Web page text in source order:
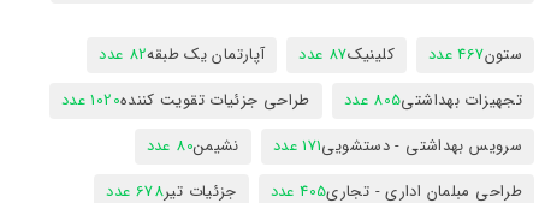
ستون467 عدد کلینیک87 عدد آپارتمان یک طبقه82 عدد
تجهیزات بهداشتی805 عدد طراحی جزئیات تقویت کننده1020 عدد
سرویس بهداشتی - دستشویی171 عدد نشیمن80 عدد
طراحی مبلمان اداری - تجاری405 عدد جزئیات تیر678 عدد